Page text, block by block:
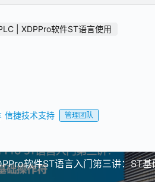
| XDPPro软件ST语言使用
信捷技术支持 管理团队
软件ST语言入门第三讲：ST基